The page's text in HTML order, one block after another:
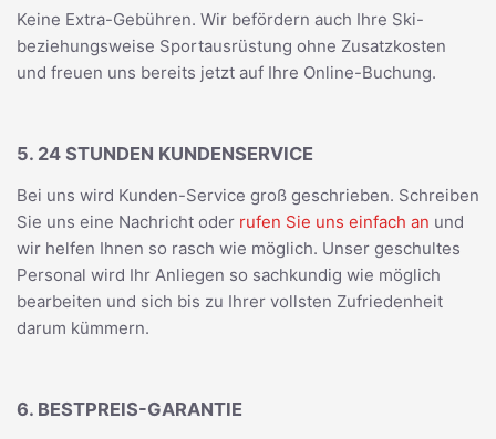
Keine Extra-Gebühren. Wir befördern auch Ihre Ski-
beziehungsweise Sportausrüstung ohne Zusatzkosten
und freuen uns bereits jetzt auf Ihre Online-Buchung.
5. 24 STUNDEN KUNDENSERVICE
Bei uns wird Kunden-Service groß geschrieben. Schreiben
Sie uns eine Nachricht oder rufen Sie uns einfach an und
wir helfen Ihnen so rasch wie möglich. Unser geschultes
Personal wird Ihr Anliegen so sachkundig wie möglich
bearbeiten und sich bis zu Ihrer vollsten Zufriedenheit
darum kümmern.
6. BESTPREIS-GARANTIE